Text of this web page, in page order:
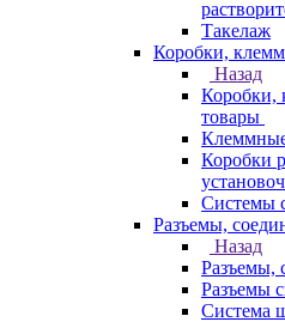
Такелаж
Коробки,
Назад
Коробки,
товары
Коробки
Системы
Разъемы,
Назад
Разъемы,
Разъемы
Система